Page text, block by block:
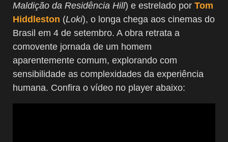
Maldição da Residência Hill) e estrelado por Tom
Hiddleston (Loki), o longa chega aos cinemas do
Brasil em 4 de setembro. A obra retrata a
comovente jornada de um homem
aparentemente comum, explorando com
sensibilidade as complexidades da experiência
humana. Confira o vídeo no player abaixo: